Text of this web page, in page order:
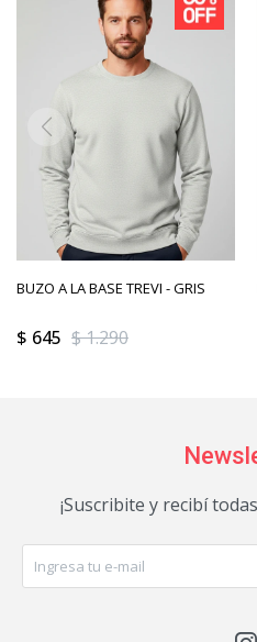
BUZO A LA BASE TREVI - GRIS
$ 645 $1.290
¡Suscribite y recibí